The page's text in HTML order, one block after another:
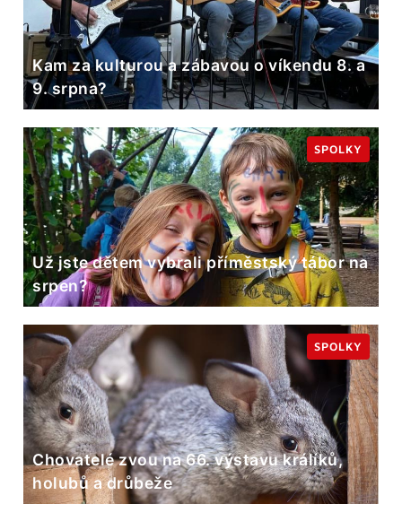
Kam za kulturou a zábavou o víkendu 8. a
9. srpna?
Už jste dětem vybrali příměstský tábor na
srpen?
SPOLKY
Chovatelé zvou na 66. výstavu králíků,
holubů a drůbeže
SPOLKY